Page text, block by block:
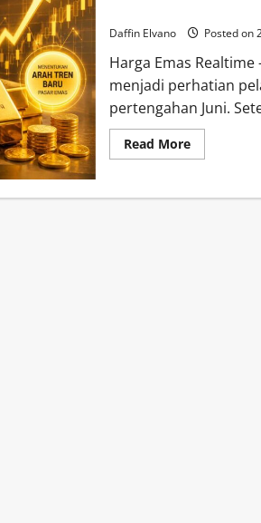
Daffin Elvano Posted on
Harga Emas
menjadi perhatian
pertengahan Juni.
Read MoreRead
more